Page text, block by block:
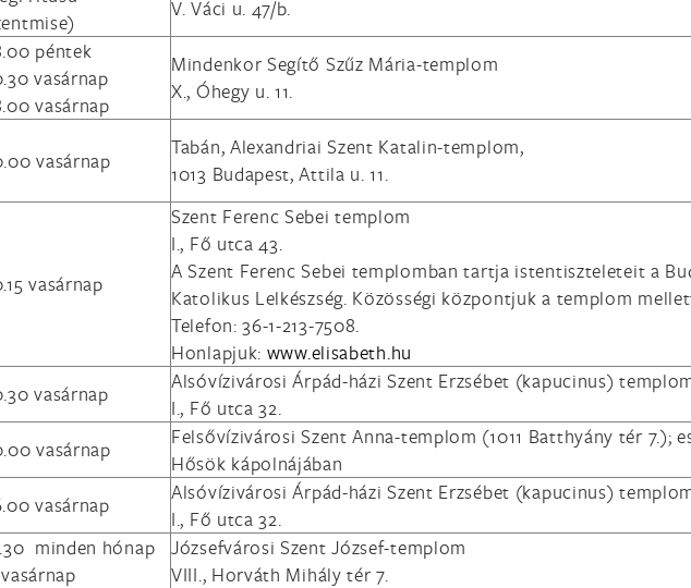
V. Váci u. 47/b.
péntek
vasárnap
vasárnap
Mindenkor Segítő Szűz Mária-templom
X., Óhegy u. 11.
vasárnap
Tabán, Alexandriai Szent Katalin-templom,
1013 Budapest, Attila u. 11.
vasárnap
Szent Ferenc Sebei templom
I., Fő utca 43.
A Szent Ferenc Sebei templomban tartja istentiszteleteit a
Katolikus Lelkészség. Közösségi központjuk a templom
Telefon: 36-1-213-7508.
Honlapjuk: www.elisabeth.hu
vasárnap
Alsóvízivárosi Árpád-házi Szent Erzsébet (kapucinus)
I., Fő utca 32.
vasárnap
Felsővízivárosi Szent Anna-templom (1011 Batthyány tér 7.);
Hősök kápolnájában
vasárnap
Alsóvízivárosi Árpád-házi Szent Erzsébet (kapucinus)
I., Fő utca 32.
minden hónap
Józsefvárosi Szent József-templom
VIII., Horváth Mihály tér 7.